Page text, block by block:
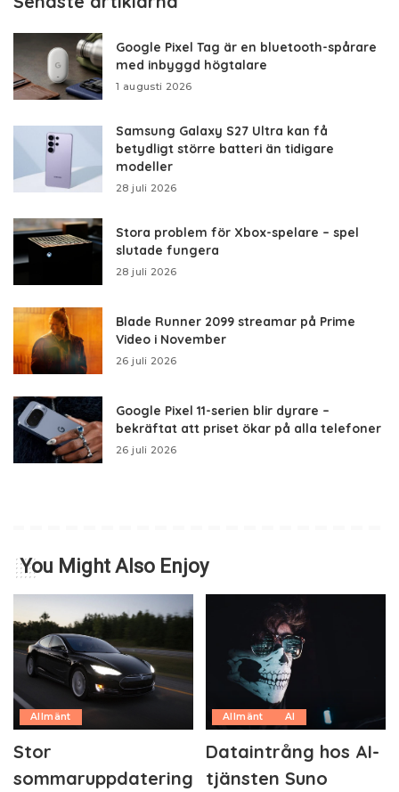
Google Pixel Tag är en bluetooth-spårare
med inbyggd högtalare
1 augusti 2026
Samsung Galaxy S27 Ultra kan få
betydligt större batteri än tidigare
modeller
28 juli 2026
Stora problem för Xbox-spelare – spel
slutade fungera
28 juli 2026
Blade Runner 2099 streamar på Prime
Video i November
26 juli 2026
Google Pixel 11-serien blir dyrare –
bekräftat att priset ökar på alla telefoner
26 juli 2026
You Might Also Enjoy
Allmänt
Stor
sommaruppdatering
Allmänt AI
Dataintrång hos AI-
tjänsten Suno